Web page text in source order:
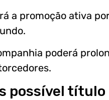
a promoção ativa
poderá
possível título